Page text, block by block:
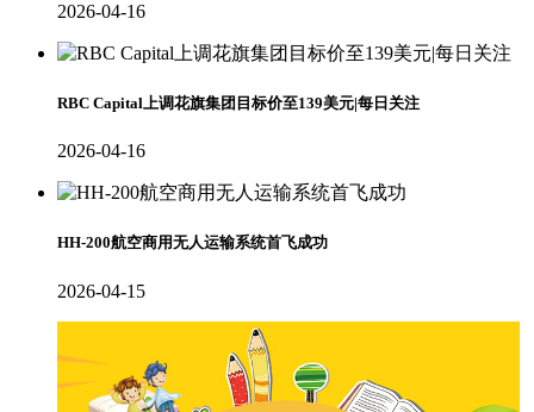
2026-04-16
RBC Capital上调花旗集团目标价至139美元|每日关注
2026-04-16
HH-200航空商用无人运输系统首飞成功
2026-04-15